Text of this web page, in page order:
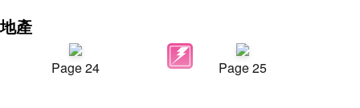
地產
Page 24 Page 25